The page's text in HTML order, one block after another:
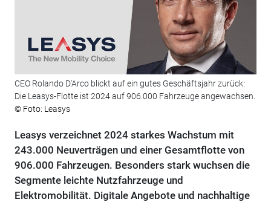
CEO Rolando D'Arco blickt auf ein gutes Geschäftsjahr zurück:
Die Leasys-Flotte ist 2024 auf 906.000 Fahrzeuge angewachsen.
© Foto: Leasys
Leasys verzeichnet 2024 starkes Wachstum mit
243.000 Neuverträgen und einer Gesamtflotte von
906.000 Fahrzeugen. Besonders stark wuchsen die
Segmente leichte Nutzfahrzeuge und
Elektromobilität. Digitale Angebote und nachhaltige